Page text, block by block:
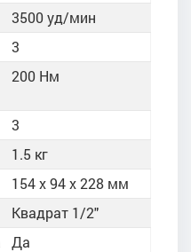
3500 уд/мин
3
200 Нм
3
1.5 кг
154 x 94 x 228 мм
Квадрат 1/2"
Да